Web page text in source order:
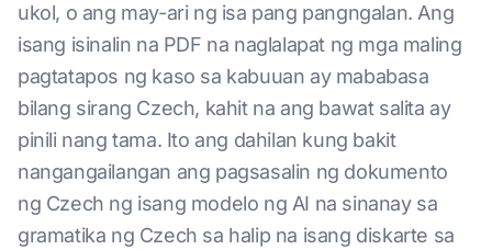
ukol, o ang may-ari ng isa pang pangngalan. Ang
isang isinalin na PDF na naglalapat ng mga maling
pagtatapos ng kaso sa kabuuan ay mababasa
bilang sirang Czech, kahit na ang bawat salita ay
pinili nang tama. Ito ang dahilan kung bakit
nangangailangan ang pagsasalin ng dokumento
ng Czech ng isang modelo ng AI na sinanay sa
gramatika ng Czech sa halip na isang diskarte sa